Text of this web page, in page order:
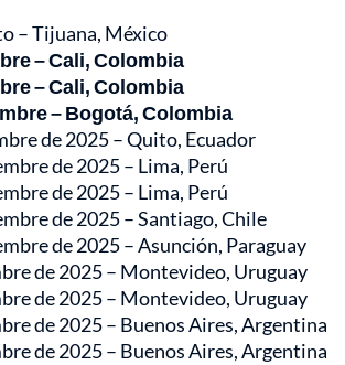
– Tijuana, México
– Cali, Colombia
– Cali, Colombia
– Bogotá, Colombia
de 2025 – Quito, Ecuador
de 2025 – Lima, Perú
de 2025 – Lima, Perú
de 2025 – Santiago, Chile
de 2025 – Asunción, Paraguay
de 2025 – Montevideo, Uruguay
de 2025 – Montevideo, Uruguay
de 2025 – Buenos Aires, Argentina
de 2025 – Buenos Aires, Argentina